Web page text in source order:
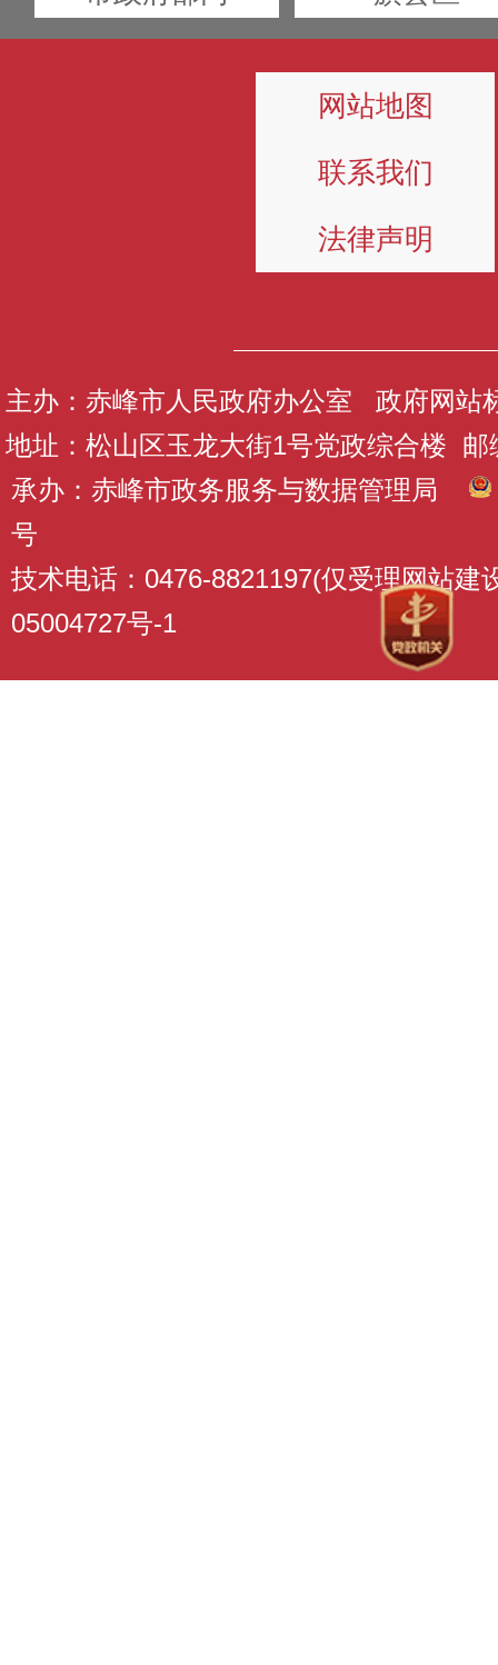
网站地图
联系我们
法律声明
主办：赤峰市人民政府办公室 政府网站
地址：松山区玉龙大街1号党政综合楼 邮
承办：赤峰市政务服务与数据管理局
号
技术电话：0476-8821197(仅受理网站建
05004727号-1